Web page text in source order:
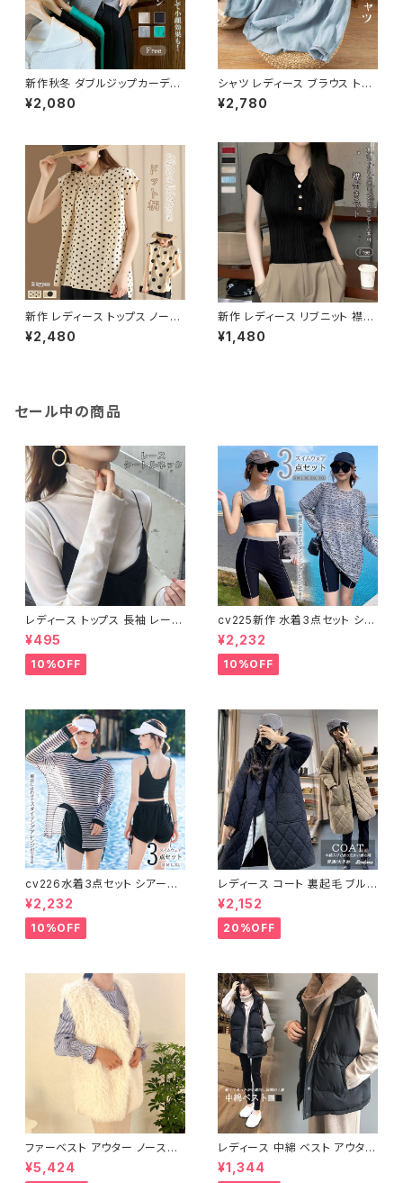
新作秋冬 ダブルジップカーディ
ガン ジップアップセーター レイ
ヤード 重ね着 トップス
¥2,080
シャツ レディース ブラウス トッ
プス ボタン 長袖 綿麻風 長袖ト
ップス 刺繍 羽織り 前開き 薄手
¥2,780
新作 レディース トップス ノース
リーブ ブラウス トップスドット柄
可愛い 春シャツ 春夏 着映え
¥2,480
新作 レディース リブニット 襟付
きニット 半袖 トップス ポロシャ
ツ 半袖ニット
¥1,480
セール中の商品
レディース トップス 長袖 レース
タートルネック ファッション 4色
美ライン
¥495
10%OFF
cv225新作 水着3点セット シア
ートップス ラッシュガード 長袖
日焼け防止 体型カバー
¥2,232
10%OFF
cv226水着3点セット シアート
ップス ラッシュガード 長袖 日焼
け防止 体型カバー
¥2,232
10%OFF
レディース コート 裏起毛 ブルゾ
ン ジャンパー ジャケット キルテ
ィング 中綿
¥2,152
20%OFF
ファーベスト アウター ノースリ
ーブ ショート ベスト 防寒 厚手
ふわふわ ジレ 重ね着
¥5,424
レディース 中綿 ベスト アウター
ノースリーブ ショートベスト 防
寒 軽量 キルティング
¥1,344